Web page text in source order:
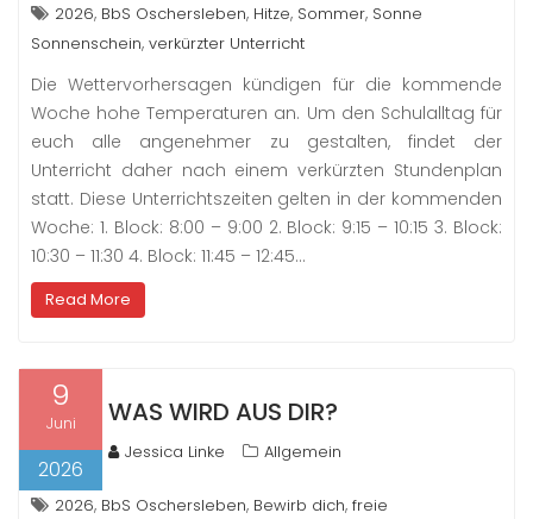
2026, BbS Oschersleben, Hitze, Sommer, Sonne
Sonnenschein, verkürzter Unterricht
Die Wettervorhersagen kündigen für die kommende
Woche hohe Temperaturen an. Um den Schulalltag für
euch alle angenehmer zu gestalten, findet der
Unterricht daher nach einem verkürzten Stundenplan
statt. Diese Unterrichtszeiten gelten in der kommenden
Woche: 1. Block: 8:00 – 9:00 2. Block: 9:15 – 10:15 3. Block:
10:30 – 11:30 4. Block: 11:45 – 12:45…
Read More
9
Juni
2026
WAS WIRD AUS DIR?
Jessica Linke Allgemein
2026, BbS Oschersleben, Bewirb dich, freie